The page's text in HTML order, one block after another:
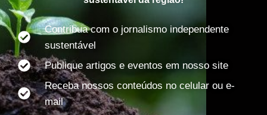
Contribua com o jornalismo independente
sustentável
Publique artigos e eventos em nosso site
Receba nossos conteúdos no celular ou e-
mail